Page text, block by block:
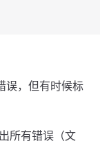
误，但有时候标
所有错误（文